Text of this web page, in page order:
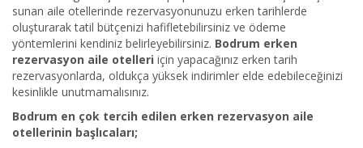
sunan aile otellerinde rezervasyonunuzu erken tarihlerde
oluşturarak tatil bütçenizi hafifletebilirsiniz ve ödeme
yöntemlerini kendiniz belirleyebilirsiniz. Bodrum erken
rezervasyon aile otelleri için yapacağınız erken tarih
rezervasyonlarda, oldukça yüksek indirimler elde edebileceğinizi
kesinlikle unutmamalısınız.
Bodrum en çok tercih edilen erken rezervasyon aile
otellerinin başlıcaları;